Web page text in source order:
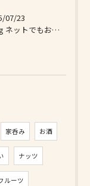
07/23
Dig Log ネットでもお買い求め出来ます❗️
家呑み お酒
ナッツ
ルーツ